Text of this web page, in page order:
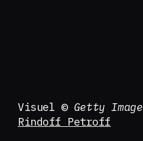
Visuel ©Getty Image
Rindoff Petroff